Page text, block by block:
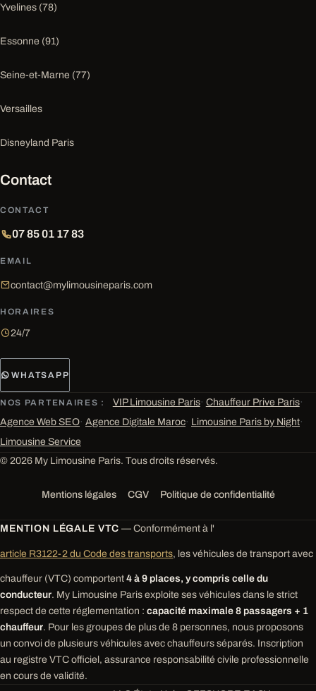
Yvelines (78)
Essonne (91)
Seine-et-Marne (77)
Versailles
Disneyland Paris
Contact
CONTACT
07 85 01 17 83
EMAIL
contact@mylimousineparis.com
HORAIRES
24/7
WHATSAPP
NOS PARTENAIRES : VIP Limousine Paris· Chauffeur Prive Paris·
Agence Web SEO· Agence Digitale Maroc· Limousine Paris by Night·
Limousine Service
© 2026 My Limousine Paris. Tous droits réservés.
Mentions légales CGV Politique de confidentialité
MENTION LÉGALE VTC — Conformément à l'
article R3122-2 du Code des transports, les véhicules de transport avec
chauffeur (VTC) comportent 4 à 9 places, y compris celle du
conducteur. My Limousine Paris exploite ses véhicules dans le strict
respect de cette réglementation : capacité maximale 8 passagers + 1
chauffeur. Pour les groupes de plus de 8 personnes, nous proposons
un convoi de plusieurs véhicules avec chauffeurs séparés. Inscription
au registre VTC officiel, assurance responsabilité civile professionnelle
en cours de validité.